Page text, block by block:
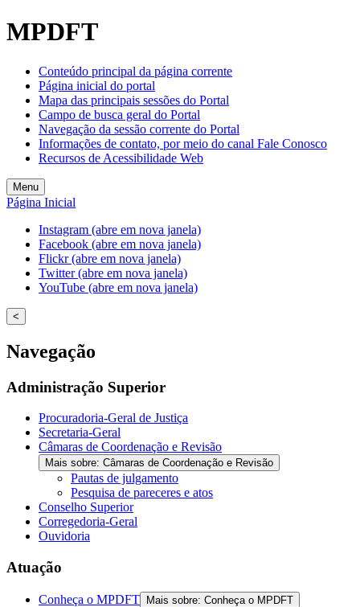
Welcome
to
One
Accessibility
screen
reader.
start
All
in
One
Accessibility
screen
reader,
press
"Ctrl
/".
This
shortcut
activates
screen
help
navigate
content.
MPDFT
Conteúdo principal da página corrente
Página inicial do portal
Mapa das principais sessões do Portal
Campo de busca geral do Portal
Navegação da sessão corrente do Portal
Informações de contato, por meio do canal Fale Conosco
Recursos de Acessibilidade Web
Menu
Página Inicial
Instagram (abre em nova janela)
Facebook (abre em nova janela)
Flickr (abre em nova janela)
Twitter (abre em nova janela)
YouTube (abre em nova janela)
<
Navegação
Administração Superior
Procuradoria-Geral de Justiça
Secretaria-Geral
Câmaras de Coordenação e Revisão
Mais sobre: Câmaras de Coordenação e Revisão
Pautas de julgamento
Pesquisa de pareceres e atos
Conselho Superior
Corregedoria-Geral
Ouvidoria
Atuação
Conheça o MPDFT Mais sobre: Conheça o MPDFT